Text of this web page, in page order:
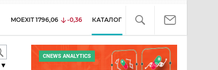
MOEXIT 1796,06 -0,36 КАТАЛОГ
▼
CNEWS ANALYTICS